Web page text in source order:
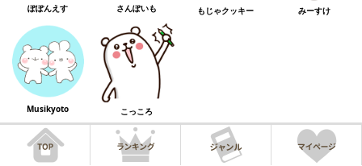
ぽぽんえす さんぽいも もじゃクッキー みーすけ
Musikyoto こっころ